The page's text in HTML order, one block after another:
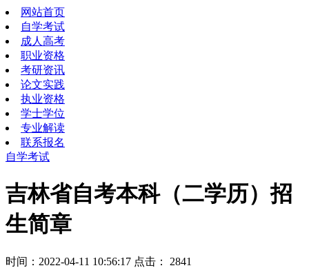
网站首页
自学考试
成人高考
职业资格
考研资讯
论文实践
执业资格
学士学位
专业解读
联系报名
自学考试
吉林省自考本科（二学历）招
生简章
时间：2022-04-11 10:56:17 点击： 2841